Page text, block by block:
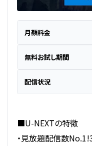
月額料金
無料お試し期間
配信状況
■U-NEXTの特徴
・見放題配信数